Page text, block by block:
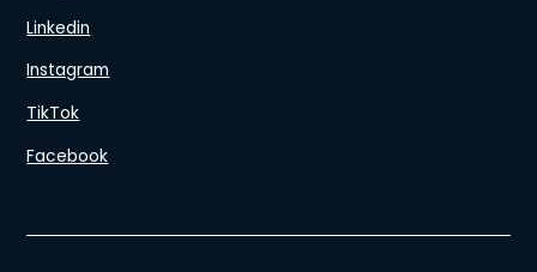
Linkedin
Instagram
TikTok
Facebook